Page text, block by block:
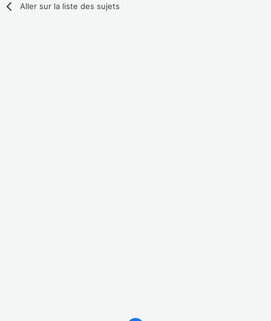
Aller sur la liste des sujets